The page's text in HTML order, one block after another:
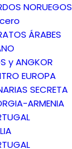
NORUEGOS
ÁRABES
y ANGKOR
EUROPA
SECRETA
ARMENIA